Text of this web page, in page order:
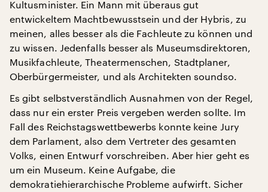
Kultusminister. Ein Mann mit überaus gut
entwickeltem Machtbewusstsein und der Hybris, zu
meinen, alles besser als die Fachleute zu können und
zu wissen. Jedenfalls besser als Museumsdirektoren,
Musikfachleute, Theatermenschen, Stadtplaner,
Oberbürgermeister, und als Architekten soundso.
Es gibt selbstverständlich Ausnahmen von der Regel,
dass nur ein erster Preis vergeben werden sollte. Im
Fall des Reichstagswettbewerbs konnte keine Jury
dem Parlament, also dem Vertreter des gesamten
Volks, einen Entwurf vorschreiben. Aber hier geht es
um ein Museum. Keine Aufgabe, die
demokratiehierarchische Probleme aufwirft. Sicher